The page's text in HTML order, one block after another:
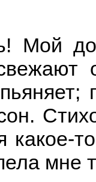
Мой
какое-
мне